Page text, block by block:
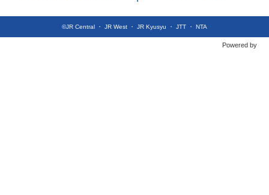
©JR Central ・ JR West ・ JR Kyusyu ・ JTT ・ NTA
Powered by